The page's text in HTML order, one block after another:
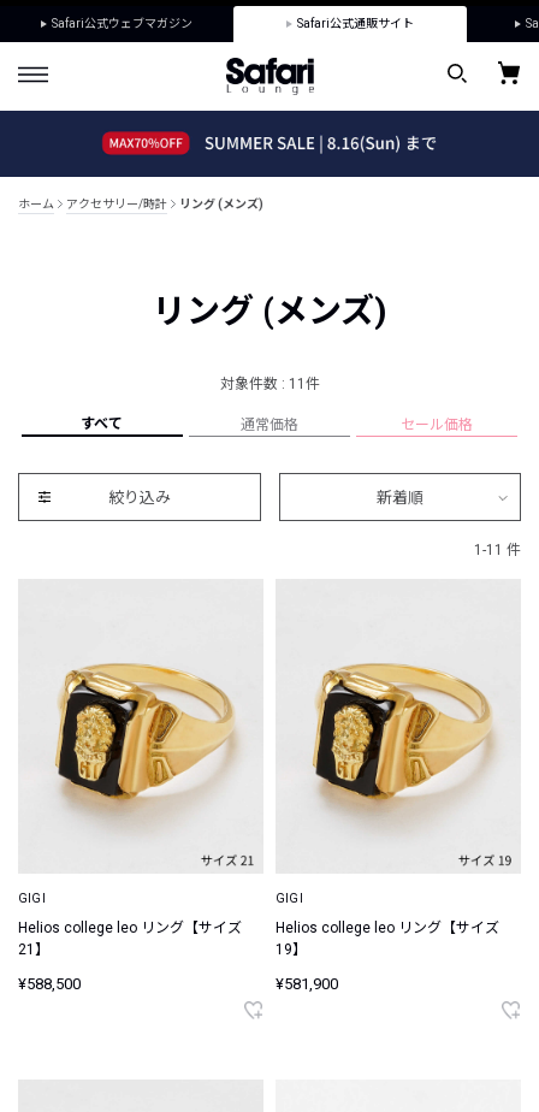
Safari公式ウェブマガジン Safari公式通販サイト
ホーム アクセサリー/時計 リング (メンズ)
リング (メンズ)
対象件数 : 11件
すべて 通常価格 セール価格
絞り込み 新着順
1-11 件
GIGI
Helios college leo リング【サイズ
21】
¥588,500
GIGI
Helios college leo リング【サイズ
19】
¥581,900